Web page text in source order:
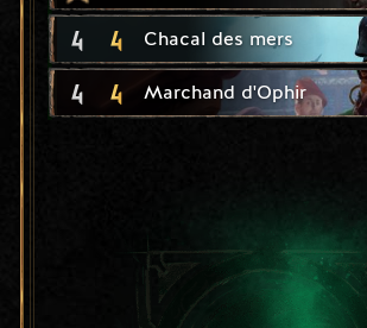
4 4 Chacal des mers
4 4 Marchand d'Ophir